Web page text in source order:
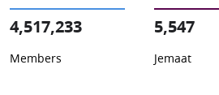
4,517,233
Members
5,547
Jemaat